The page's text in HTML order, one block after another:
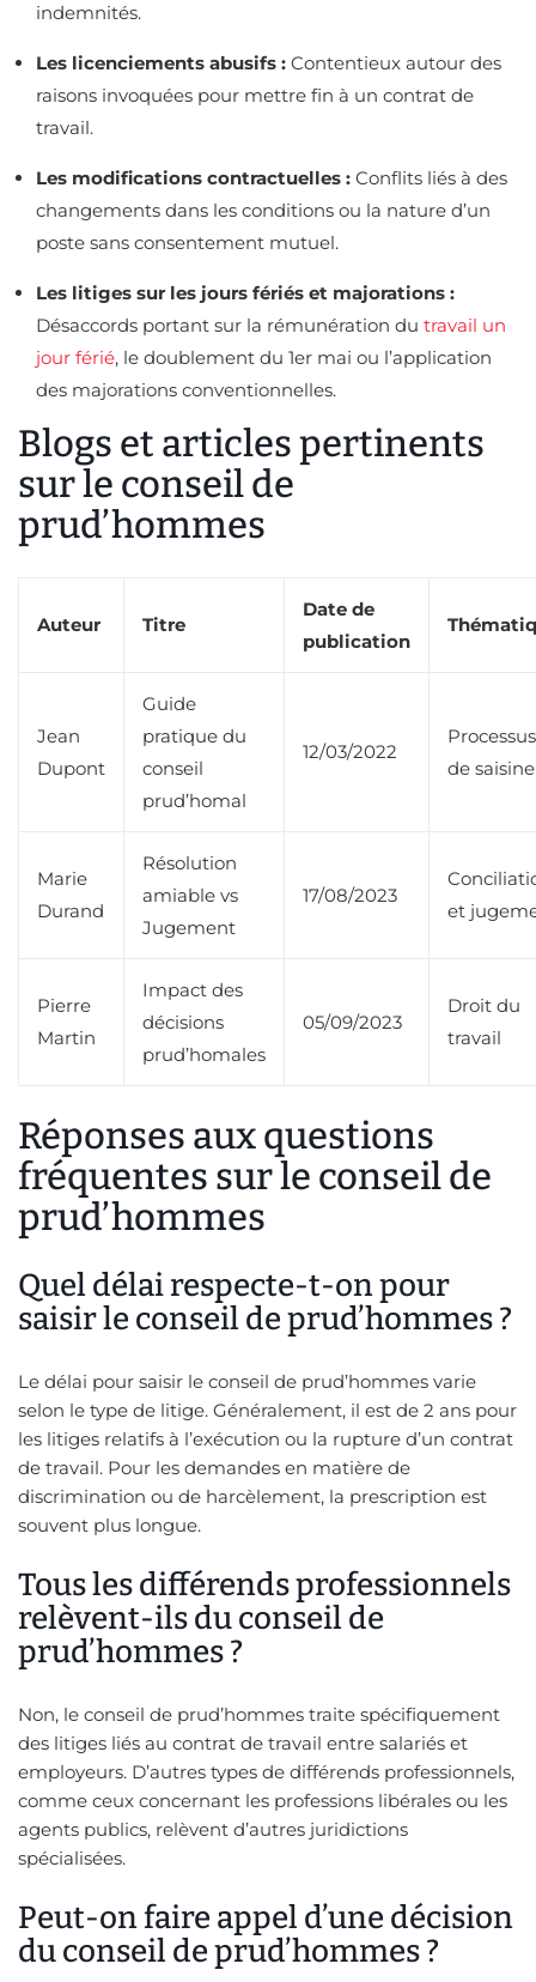
indemnités.
Les licenciements abusifs : Contentieux autour des
raisons invoquées pour mettre fin à un contrat de
travail.
Les modifications contractuelles : Conflits liés à des
changements dans les conditions ou la nature d’un
poste sans consentement mutuel.
Les litiges sur les jours fériés et majorations :
Désaccords portant sur la rémunération du travail un
jour férié, le doublement du 1er mai ou l’application
des majorations conventionnelles.
Blogs et articles pertinents
sur le conseil de
prud’hommes
Auteur Titre
Date de
publication
Jean
Dupont
Guide
pratique du
conseil
prud’homal
12/03/2022
Processus
de saisine
Marie
Durand
Résolution
amiable vs
Jugement
17/08/2023
et
Pierre
Martin
Impact des
décisions
prud’homales
05/09/2023
Droit du
travail
Réponses aux questions
fréquentes sur le conseil de
prud’hommes
Quel délai respecte-t-on pour
saisir le conseil de prud’hommes ?
Le délai pour saisir le conseil de prud’hommes varie
selon le type de litige. Généralement, il est de 2 ans pour
les litiges relatifs à l’exécution ou la rupture d’un contrat
de travail. Pour les demandes en matière de
discrimination ou de harcèlement, la prescription est
souvent plus longue.
Tous les différends professionnels
relèvent-ils du conseil de
prud’hommes ?
Non, le conseil de prud’hommes traite spécifiquement
des litiges liés au contrat de travail entre salariés et
employeurs. D’autres types de différends professionnels,
comme ceux concernant les professions libérales ou les
agents publics, relèvent d’autres juridictions
spécialisées.
Peut-on faire appel d’une décision
du conseil de prud’hommes ?